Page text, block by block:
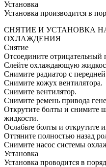
Установка
Установка производится в
СНЯТИЕ И УСТАНОВКА
ОХЛАЖДЕНИЯ
Снятие
Отсоедините отрицательный
Слейте охлаждающую
Снимите радиатор с
Снимите кожух вентилятора.
Снимите вентилятор.
Снимите ремень привода
Открутите болты и снимите
жидкости.
Ослабьте болты и открутите
Оттяните полностью назад
Снимите насос системы
Установка
Установка проводится в